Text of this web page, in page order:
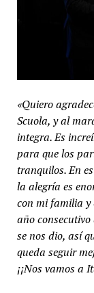
«Quiero
Scuola, y al
integra. Es
para que los
tranquilos. En
la alegría es
con mi familia y
año consecutivo
se nos dio, así
queda seguir
¡¡Nos vamos a